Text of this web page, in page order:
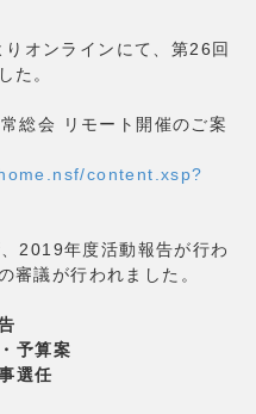
オンラインにて、第26回
た。
総会 リモート開催のご案
content.xsp?
2019年度活動報告が行わ
審議が行われました。
予算案
選任